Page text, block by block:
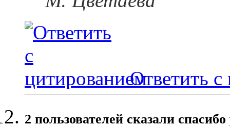
Ответить с
2 пользователей сказали